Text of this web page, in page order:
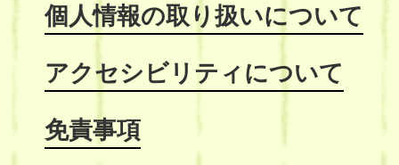
個人情報の取り扱いについて
アクセシビリティについて
免責事項